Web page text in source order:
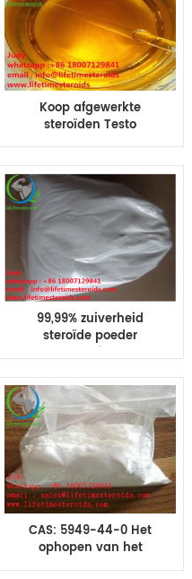
Koop afgewerkte
steroïden Testo
Propionaat 100 200 mg
injectie olie testo pro
100mg/ml
99,99% zuiverheid
steroïde poeder
Testbasistest
Bodybuilding
CAS: 5949-44-0 Het
ophopen van het